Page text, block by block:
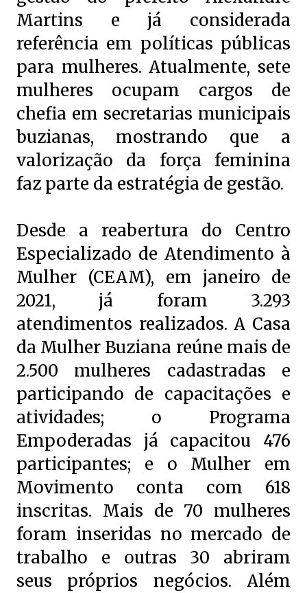
Martins e já considerada
referência em políticas públicas
para mulheres. Atualmente, sete
mulheres ocupam cargos de
chefia em secretarias municipais
buzianas, mostrando que a
valorização da força feminina
faz parte da estratégia de gestão.
Desde a reabertura do Centro
Especializado de Atendimento à
Mulher (CEAM), em janeiro de
2021, já foram 3.293
atendimentos realizados. A Casa
da Mulher Buziana reúne mais de
2.500 mulheres cadastradas e
participando de capacitações e
atividades; o Programa
Empoderadas já capacitou 476
participantes; e o Mulher em
Movimento conta com 618
inscritas. Mais de 70 mulheres
foram inseridas no mercado de
trabalho e outras 30 abriram
seus próprios negócios. Além